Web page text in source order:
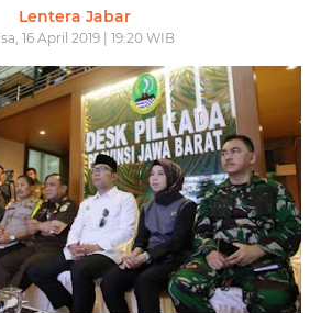
Lentera Jabar
16 April 2019 | 19:20 WIB